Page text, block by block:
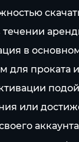
в
для проката
или